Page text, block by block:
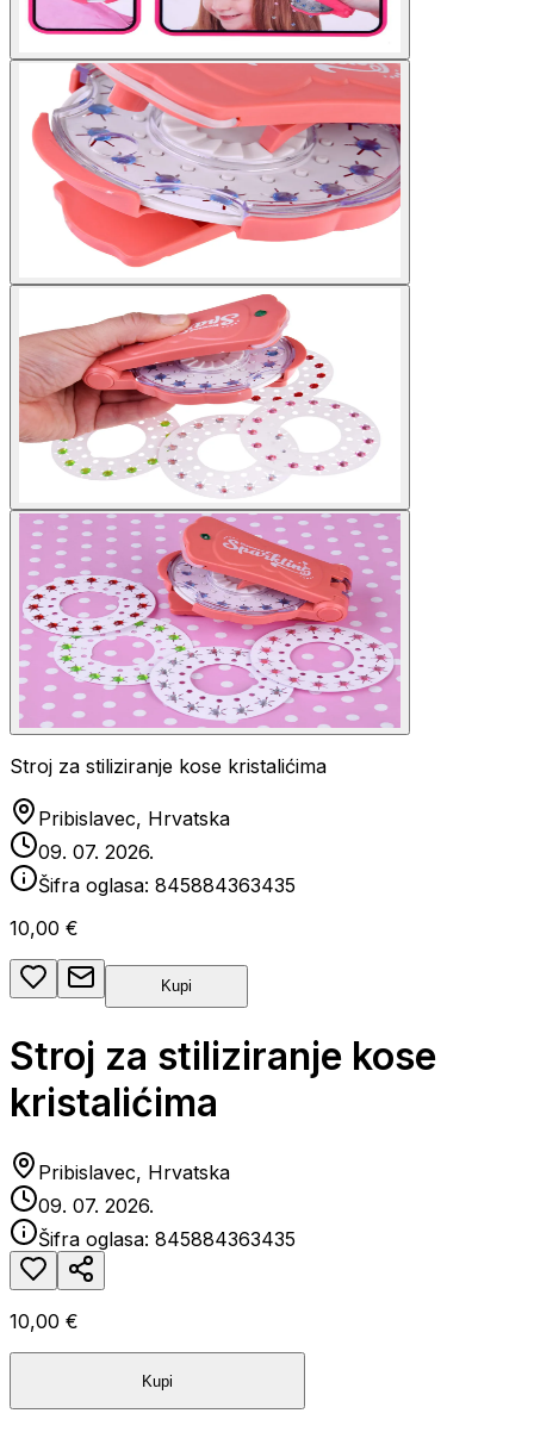
Stroj za stiliziranje kose kristalićima
Pribislavec, Hrvatska
09. 07. 2026.
Šifra oglasa: 845884363435
10,00 €
Kupi
Stroj za stiliziranje kose
kristalićima
Pribislavec, Hrvatska
09. 07. 2026.
Šifra oglasa: 845884363435
10,00 €
Kupi